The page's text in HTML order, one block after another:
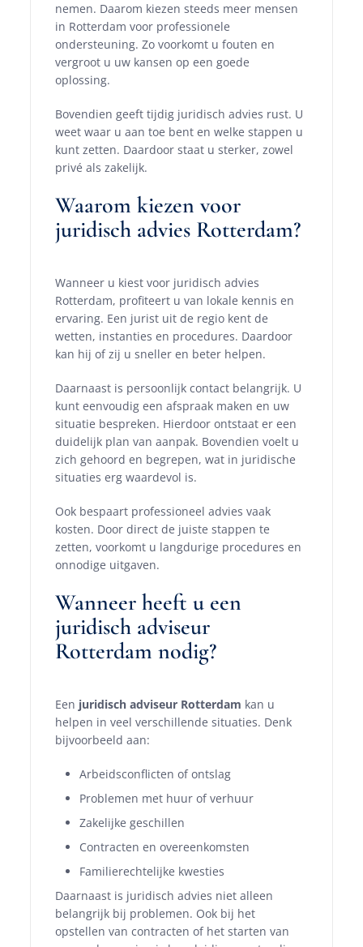
nemen. Daarom kiezen steeds meer mensen
in Rotterdam voor professionele
ondersteuning. Zo voorkomt u fouten en
vergroot u uw kansen op een goede
oplossing.
Bovendien geeft tijdig juridisch advies rust. U
weet waar u aan toe bent en welke stappen u
kunt zetten. Daardoor staat u sterker, zowel
privé als zakelijk.
Waarom kiezen voor
juridisch advies Rotterdam?
Wanneer u kiest voor juridisch advies
Rotterdam, profiteert u van lokale kennis en
ervaring. Een jurist uit de regio kent de
wetten, instanties en procedures. Daardoor
kan hij of zij u sneller en beter helpen.
Daarnaast is persoonlijk contact belangrijk. U
kunt eenvoudig een afspraak maken en uw
situatie bespreken. Hierdoor ontstaat er een
duidelijk plan van aanpak. Bovendien voelt u
zich gehoord en begrepen, wat in juridische
situaties erg waardevol is.
Ook bespaart professioneel advies vaak
kosten. Door direct de juiste stappen te
zetten, voorkomt u langdurige procedures en
onnodige uitgaven.
Wanneer heeft u een
juridisch adviseur
Rotterdam nodig?
Een juridisch adviseur Rotterdam kan u
helpen in veel verschillende situaties. Denk
bijvoorbeeld aan:
Arbeidsconflicten of ontslag
Problemen met huur of verhuur
Zakelijke geschillen
Contracten en overeenkomsten
Familierechtelijke kwesties
Daarnaast is juridisch advies niet alleen
belangrijk bij problemen. Ook bij het
opstellen van contracten of het starten van